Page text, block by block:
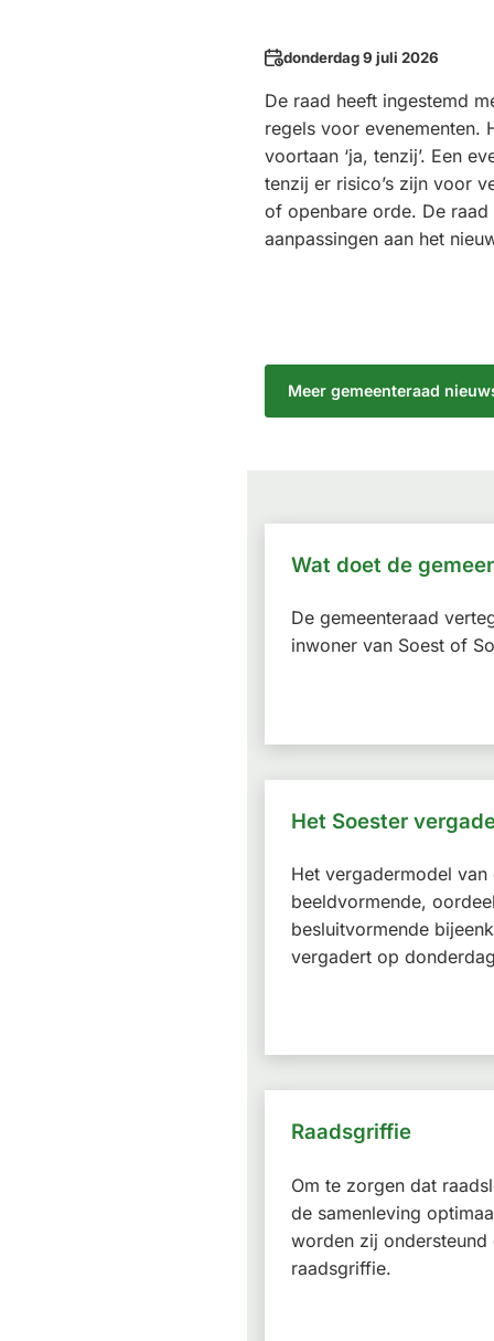
Datum
donderdag 9 juli 2026
De raad heeft ingestemd
regels voor evenementen.
voortaan ‘ja, tenzij’. Een
tenzij er risico’s zijn voor
of openbare orde. De raad
aanpassingen aan het
Meer gemeenteraad
Wat doet de
De gemeenteraad
inwoner van Soest of
Het Soester
Het vergadermodel
beeldvormende,
besluitvormende
vergadert op
Raadsgriffie
Om te zorgen dat
de samenleving
worden zij ondersteund
raadsgriffie.